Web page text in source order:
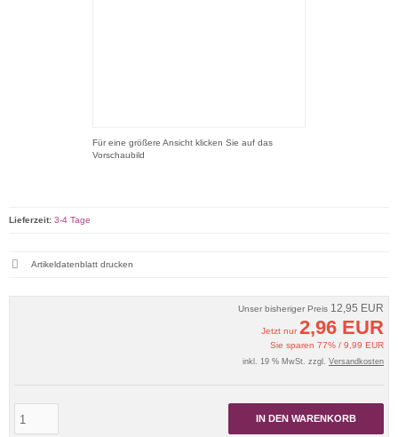
Für eine größere Ansicht klicken Sie auf das
Vorschaubild
Unser bisheriger Preis 12,95 EUR
Jetzt nur2,96 EUR
Sie sparen 77% / 9,99 EUR
inkl. 19 % MwSt. zzgl. Versandkosten
IN DEN WARENKORB
Lieferzeit: 3-4 Tage
Artikeldatenblatt drucken